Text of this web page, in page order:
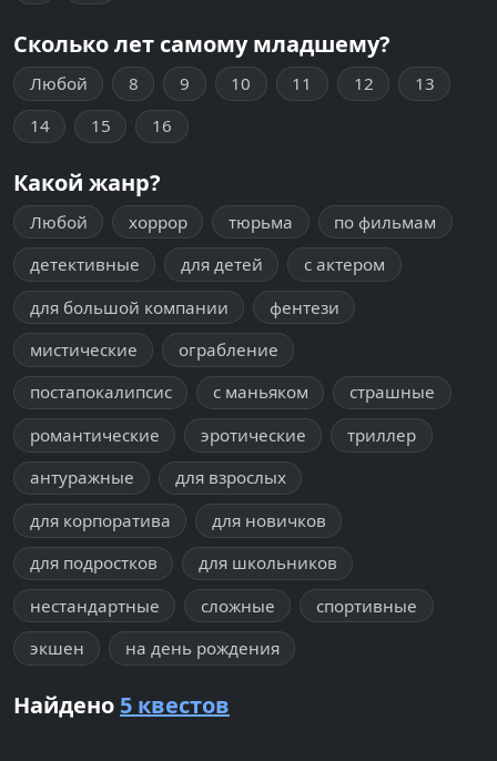
Сколько лет самому младшему?
Любой 8 9 10 11 12
13
14
15 16
Какой жанр?
Любой хоррор тюрьма
по фильмам
детективные
для детей
с актером
для большой компании
фентези
мистические
ограбление
постапокалипсис
с маньяком
страшные
романтические
эротические
триллер
антуражные
для взрослых
для корпоратива
для новичков
для подростков
для школьников
нестандартные
сложные
спортивные
экшен
на день рождения
Найдено 5 квестов